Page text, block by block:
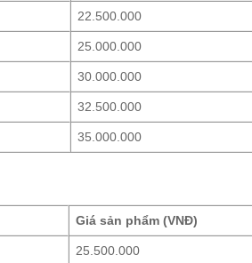
22.500.000
25.000.000
30.000.000
32.500.000
35.000.000
Giá sản phẩm (VNĐ)
25.500.000